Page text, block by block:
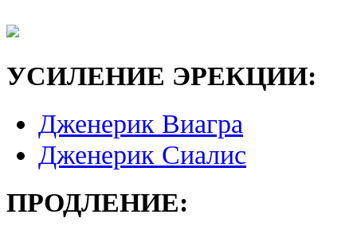
УСИЛЕНИЕ ЭРЕКЦИИ:
Дженерик Виагра
Дженерик Сиалис
ПРОДЛЕНИЕ: